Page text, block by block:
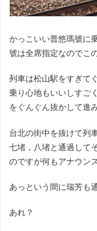
かっこいい普悠瑪號に
號は全席指定なのでこ
列車は松山駅をすぎて
乗り心地もいいしすご
をぐんぐん抜かして進
台北の街中を抜けて列
七堵，八堵と通過して
のですが何もアナウン
あっという間に瑞芳も
あれ？